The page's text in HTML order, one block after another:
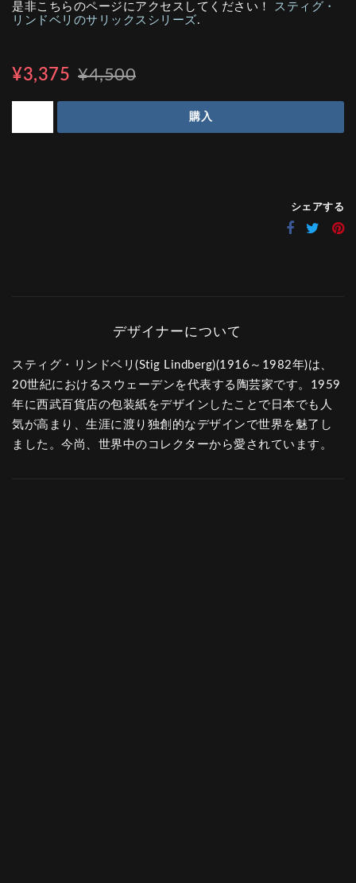
是非こちらのページにアクセスしてください！ スティグ・
リンドベリのサリックスシリーズ .
¥4,500
¥3,375
購入
シェアする
スティグ・リンドベリ(Stig Lindberg)(1916～1982年)は、
20世紀におけるスウェーデンを代表する陶芸家です。1959
年に西武百貨店の包装紙をデザインしたことで日本でも人
気が高まり、生涯に渡り独創的なデザインで世界を魅了し
ました。今尚、世界中のコレクターから愛されています。